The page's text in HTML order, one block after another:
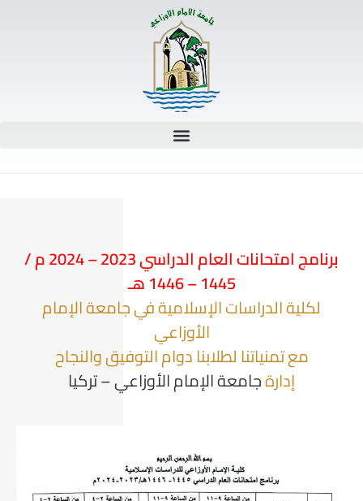
برنامج امتحانات العام الدراسي 2023 – 2024 م /
1445 – 1446 هـ
لكلية الدراسات الإسلامية في جامعة الإمام
الأوزاعي
مع تمنياتنا لطلابنا دوام التوفيق والنجاح
إدارةجامعة الإمام الأوزاعي – تركيا